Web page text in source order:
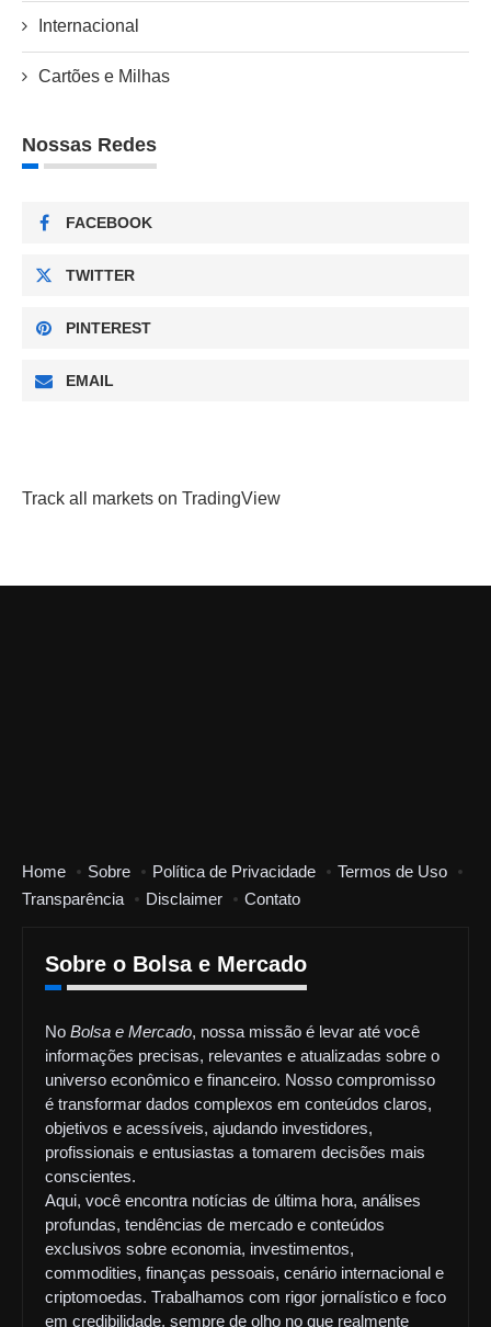
Internacional
Cartões e Milhas
Nossas Redes
FACEBOOK
TWITTER
PINTEREST
EMAIL
Track all markets on TradingView
Home Sobre Política de Privacidade
Termos de Uso
Transparência
Disclaimer Contato
Sobre o Bolsa e Mercado
No Bolsa e Mercado, nossa missão é levar até você
informações precisas, relevantes e atualizadas sobre o
universo econômico e financeiro. Nosso compromisso
é transformar dados complexos em conteúdos claros,
objetivos e acessíveis, ajudando investidores,
profissionais e entusiastas a tomarem decisões mais
conscientes.
Aqui, você encontra notícias de última hora, análises
profundas, tendências de mercado e conteúdos
exclusivos sobre economia, investimentos,
commodities, finanças pessoais, cenário internacional e
criptomoedas. Trabalhamos com rigor jornalístico e foco
em credibilidade, sempre de olho no que realmente